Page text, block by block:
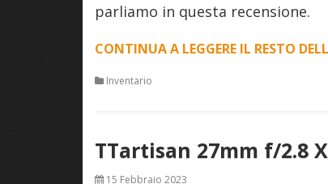
parliamo in questa recensione.
CONTINUA A LEGGERE IL RESTO
Inventario
TTartisan 27mm f/2.8
15 Febbraio 2023